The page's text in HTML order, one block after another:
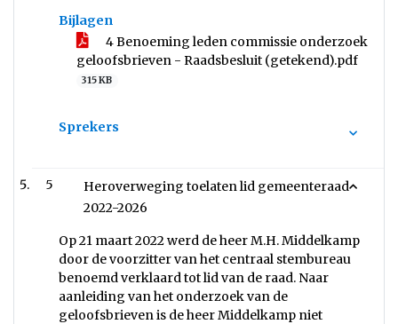
Bijlagen
4 Benoeming leden commissie onderzoek
geloofsbrieven - Raadsbesluit (getekend).pdf
315 KB
Sprekers
5
Heroverweging toelaten lid gemeenteraad
2022-2026
Op 21 maart 2022 werd de heer M.H. Middelkamp
door de voorzitter van het centraal stembureau
benoemd verklaard tot lid van de raad. Naar
aanleiding van het onderzoek van de
geloofsbrieven is de heer Middelkamp niet